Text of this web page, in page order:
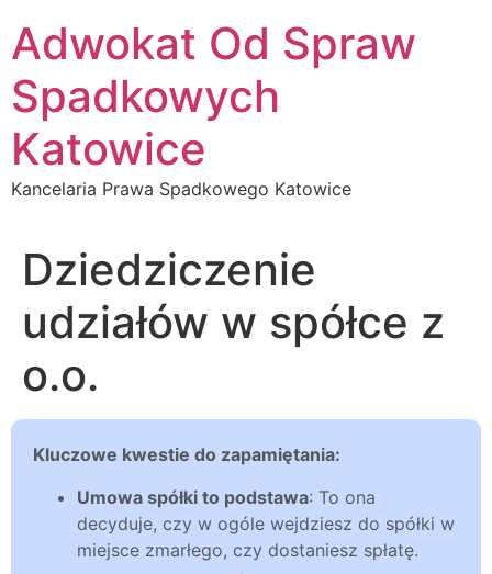
do
treści
Adwokat Od Spraw
Spadkowych
Katowice
Kancelaria Prawa Spadkowego Katowice
Dziedziczenie
udziałów w spółce z
o.o.
Kluczowe kwestie do zapamiętania:
Umowa spółki to podstawa: To ona
decyduje, czy w ogóle wejdziesz do spółki w
miejsce zmarłego, czy dostaniesz spłatę.